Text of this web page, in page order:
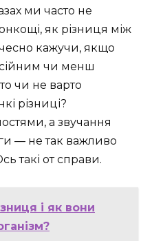
ми часто не
як різниця між
чесно кажучи, якщо
чи менш
чи не варто
різниці?
а звучання
— не так важливо
такі от справи.
і як вони